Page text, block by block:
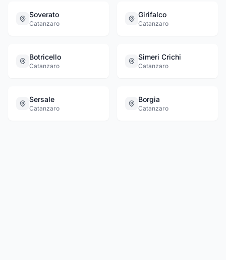
Soverato
Catanzaro
Girifalco
Catanzaro
Botricello
Catanzaro
Simeri Crichi
Catanzaro
Sersale
Catanzaro
Borgia
Catanzaro